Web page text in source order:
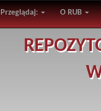
Przeglądaj: O RUB